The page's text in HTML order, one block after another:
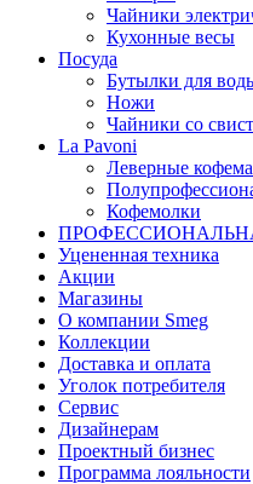
Чайники
Кухонные весы
Посуда
Бутылки для
Ножи
Чайники со
La Pavoni
Леверные
Кофемолки
Уцененная техника
Акции
Магазины
О компании Smeg
Коллекции
Доставка и оплата
Уголок потребителя
Сервис
Дизайнерам
Проектный бизнес
Программа лояльности